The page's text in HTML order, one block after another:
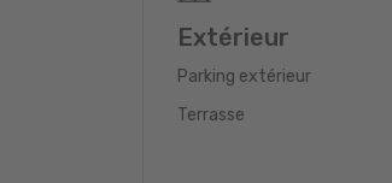
Extérieur
Parking extérieur
Terrasse